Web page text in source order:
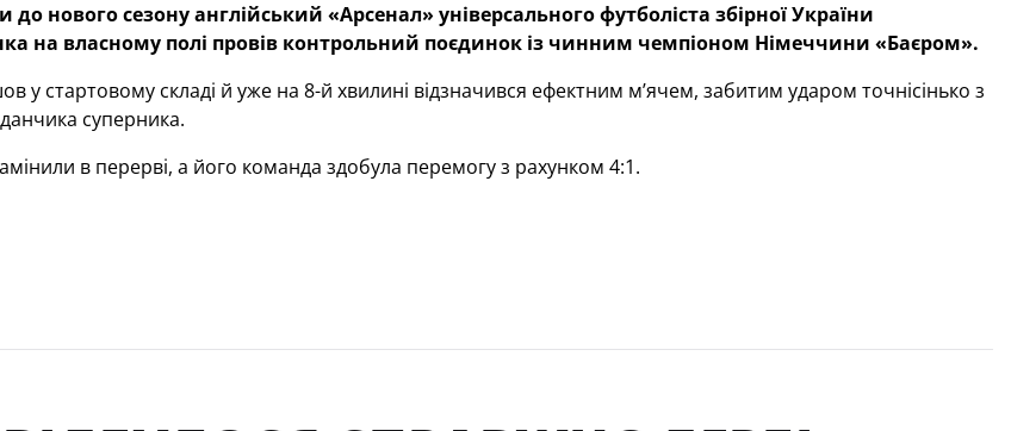
до нового сезону англійський «Арсенал» універсального футболіста збірної України
на власному полі провів контрольний поєдинок із чинним чемпіоном Німеччини «Баєром».
у стартовому складі й уже на 8-й хвилині відзначився ефектним м’ячем, забитим ударом точнісінько з
суперника.
в перерві, а його команда здобула перемогу з рахунком 4:1.